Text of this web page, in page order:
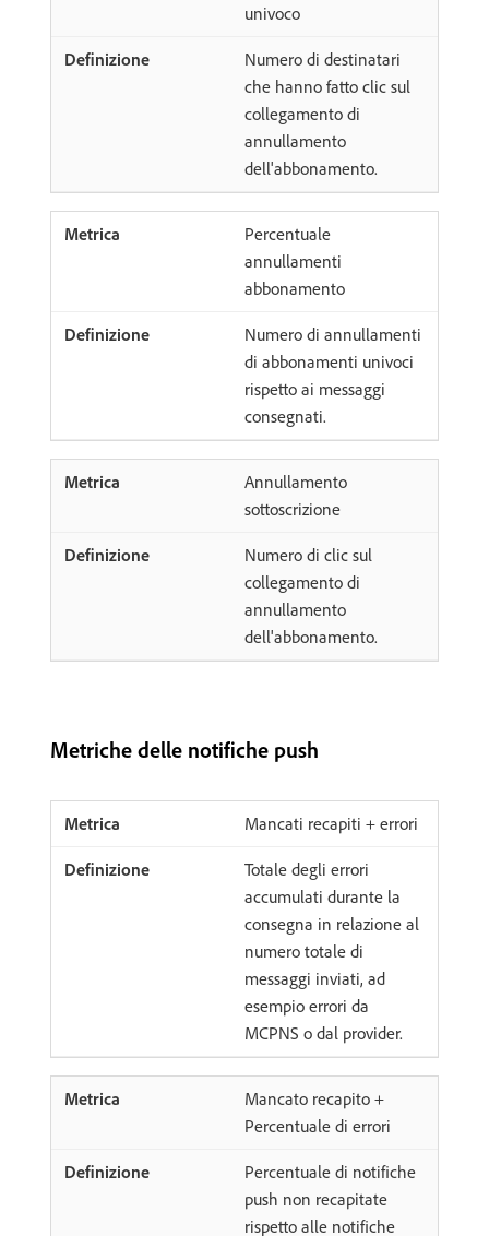
univoco
Numero di destinatari
che hanno fatto clic sul
collegamento di
annullamento
dell'abbonamento.
Percentuale
annullamenti
abbonamento
Numero di annullamenti
di abbonamenti univoci
rispetto ai messaggi
consegnati.
Annullamento
sottoscrizione
Numero di clic sul
collegamento di
annullamento
dell'abbonamento.
Metriche delle notifiche push
Mancati recapiti + errori
Totale degli errori
accumulati durante la
consegna in relazione al
numero totale di
messaggi inviati, ad
esempio errori da
MCPNS o dal provider.
Mancato recapito +
Percentuale di errori
Percentuale di notifiche
push non recapitate
rispetto alle notifiche